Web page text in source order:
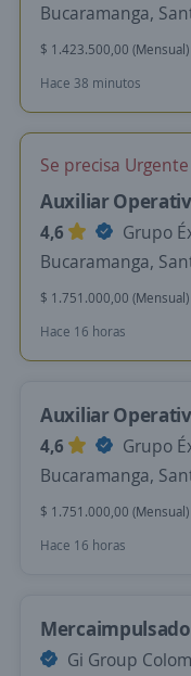
Bucaramanga,
$ 1.423.500,00 (Mensual)
Hace 38 minutos
Se precisa Urgente
Auxiliar
4,6
Grupo
Bucaramanga,
$ 1.751.000,00 (Mensual)
Hace 16 horas
Auxiliar
4,6
Grupo
Bucaramanga,
$ 1.751.000,00 (Mensual)
Hace 16 horas
Gi Group